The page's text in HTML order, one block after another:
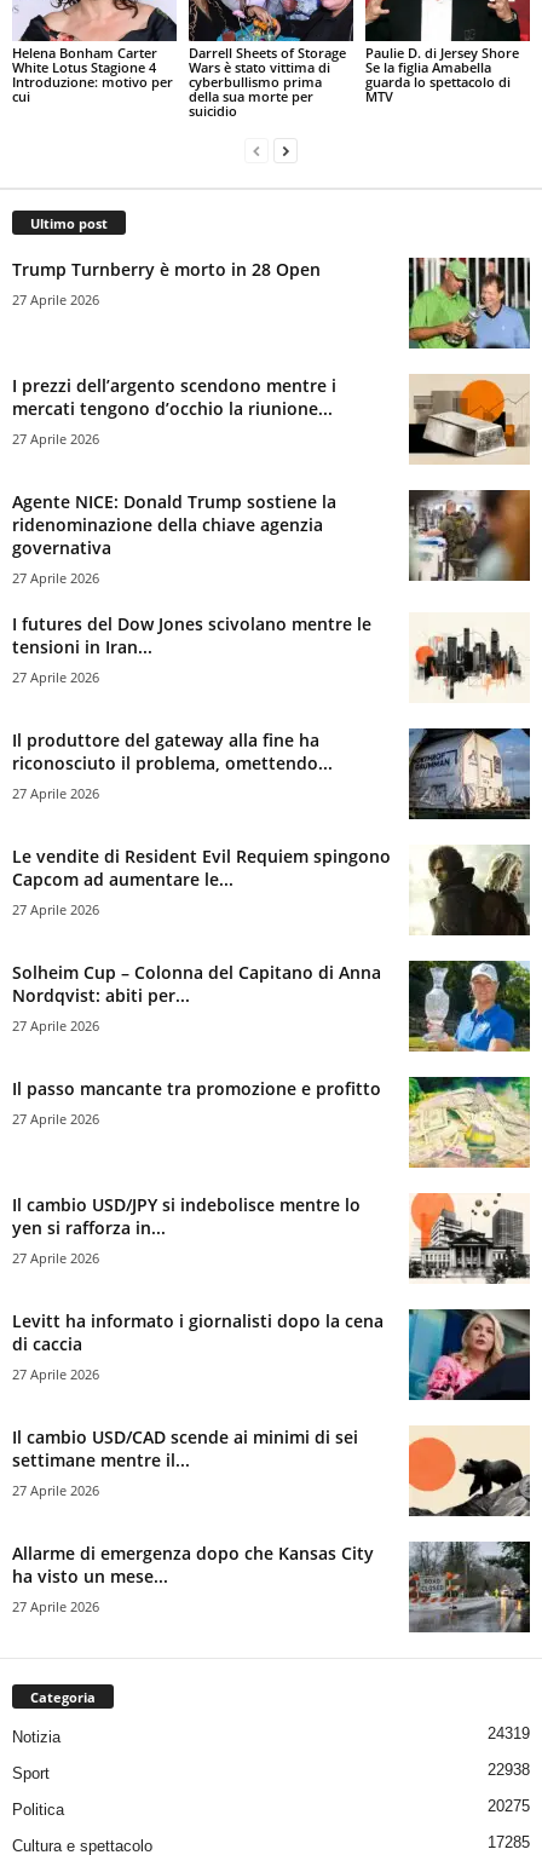
Helena Bonham Carter
White Lotus Stagione 4
Introduzione: motivo per
cui
Darrell Sheets of Storage
Wars è stato vittima di
cyberbullismo prima
della sua morte per
suicidio
Paulie D. di Jersey Shore
Se la figlia Amabella
guarda lo spettacolo di
MTV
Ultimo post
Trump Turnberry è morto in 28 Open
27 Aprile 2026
I prezzi dell’argento scendono mentre i
mercati tengono d’occhio la riunione...
27 Aprile 2026
Agente NICE: Donald Trump sostiene la
ridenominazione della chiave agenzia
governativa
27 Aprile 2026
I futures del Dow Jones scivolano mentre le
tensioni in Iran...
27 Aprile 2026
Il produttore del gateway alla fine ha
riconosciuto il problema, omettendo...
27 Aprile 2026
Le vendite di Resident Evil Requiem spingono
Capcom ad aumentare le...
27 Aprile 2026
Solheim Cup – Colonna del Capitano di Anna
Nordqvist: abiti per...
27 Aprile 2026
Il passo mancante tra promozione e profitto
27 Aprile 2026
Il cambio USD/JPY si indebolisce mentre lo
yen si rafforza in...
27 Aprile 2026
Levitt ha informato i giornalisti dopo la cena
di caccia
27 Aprile 2026
Il cambio USD/CAD scende ai minimi di sei
settimane mentre il...
27 Aprile 2026
Allarme di emergenza dopo che Kansas City
ha visto un mese...
27 Aprile 2026
Categoria
Notizia 24319
Sport 22938
Politica 20275
Cultura e spettacolo 17285